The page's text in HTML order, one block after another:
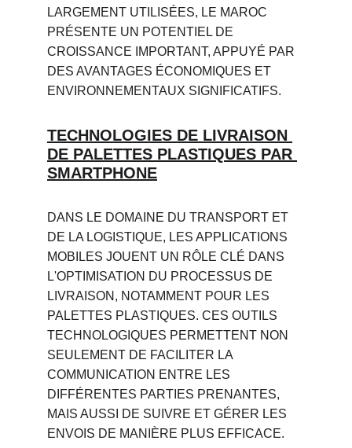
LARGEMENT UTILISÉES, LE MAROC
PRÉSENTE UN POTENTIEL DE
CROISSANCE IMPORTANT, APPUYÉ PAR
DES AVANTAGES ÉCONOMIQUES ET
ENVIRONNEMENTAUX SIGNIFICATIFS.
TECHNOLOGIES DE LIVRAISON
DE PALETTES PLASTIQUES PAR
SMARTPHONE
DANS LE DOMAINE DU TRANSPORT ET
DE LA LOGISTIQUE, LES APPLICATIONS
MOBILES JOUENT UN RÔLE CLÉ DANS
L'OPTIMISATION DU PROCESSUS DE
LIVRAISON, NOTAMMENT POUR LES
PALETTES PLASTIQUES. CES OUTILS
TECHNOLOGIQUES PERMETTENT NON
SEULEMENT DE FACILITER LA
COMMUNICATION ENTRE LES
DIFFÉRENTES PARTIES PRENANTES,
MAIS AUSSI DE SUIVRE ET GÉRER LES
ENVOIS DE MANIÈRE PLUS EFFICACE.